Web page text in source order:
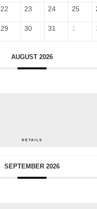
22 23 24 25
29 30 31 1
AUGUST 2026
DETAILS
SEPTEMBER 2026